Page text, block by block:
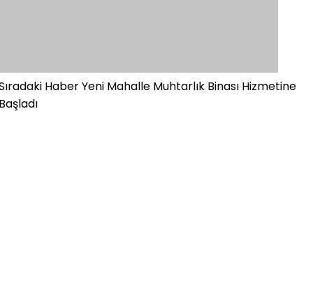
HaberYeni Mahalle Muhtarlık Binası Hizmetine